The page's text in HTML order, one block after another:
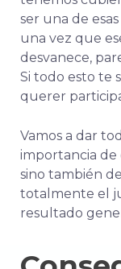
ser una de
una vez que
desvanece,
Si todo esto te
querer
Vamos a dar
importancia de
sino también
totalmente el
resultado